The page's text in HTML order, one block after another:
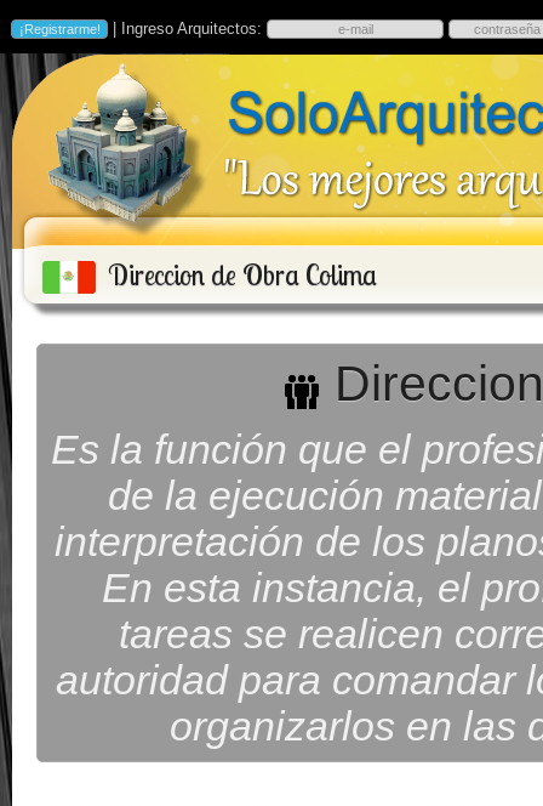
| Ingreso Arquitectos:
Direccion de Obra Colima
Es la función que el
de la ejecución
interpretación de los
En esta instancia, el
tareas se realicen
autoridad para comandar
organizarlos en las